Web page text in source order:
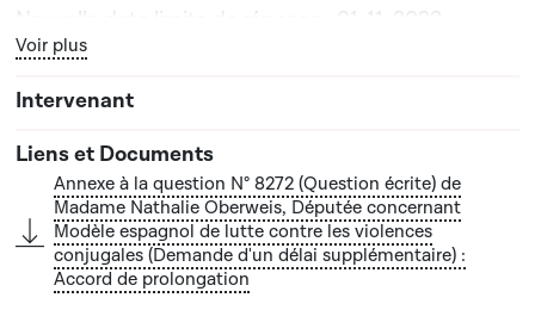
Nouvelle date limite de réponse : 01-11-2023
Bouton graphique servant à afficher ou cacher tous les
Voir plus
Annexe à la question N° 8272 (Question écrite) de
Madame Nathalie Oberweis, Députée concernant
Modèle espagnol de lutte contre les violences
conjugales (Demande d'un délai supplémentaire) :
Accord de prolongation